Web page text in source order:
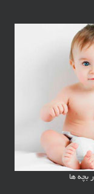
بچه ها